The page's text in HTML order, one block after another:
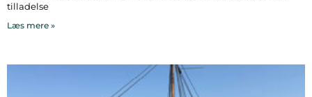
tilladelse
Læs mere »